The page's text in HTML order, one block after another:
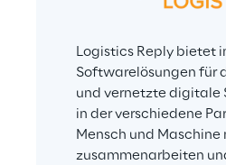
Logistics Reply bietet
Softwarelösungen für
und vernetzte digitale
in der verschiedene
Mensch und Maschine
zusammenarbeiten